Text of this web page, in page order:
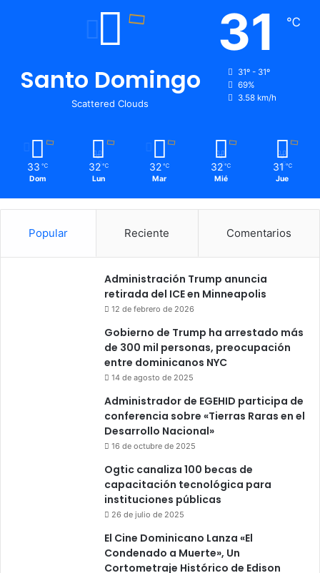
Santo Domingo
Scattered Clouds
31 ℃
31º - 31º
69%
3.58 km/h
33 ℃
Dom
32 ℃
Lun
32 ℃
Mar
32 ℃
Mié
31 ℃
Jue
Popular Reciente Comentarios
Administración Trump anuncia
retirada del ICE en Minneapolis
12 de febrero de 2026
Gobierno de Trump ha arrestado más
de 300 mil personas, preocupación
entre dominicanos NYC
14 de agosto de 2025
Administrador de EGEHID participa de
conferencia sobre «Tierras Raras en el
Desarrollo Nacional»
16 de octubre de 2025
Ogtic canaliza 100 becas de
capacitación tecnológica para
instituciones públicas
26 de julio de 2025
El Cine Dominicano Lanza «El
Condenado a Muerte», Un
Cortometraje Histórico de Edison